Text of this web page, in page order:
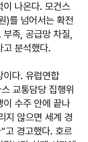
이 나온다. 모건스
)를 넘어서는 확전
족, 공급망 차질,
고 분석했다.
이다. 유럽연합
교통담당 집행위
수주 안에 끝나
지 않으면 세계 경
고 경고했다. 호르